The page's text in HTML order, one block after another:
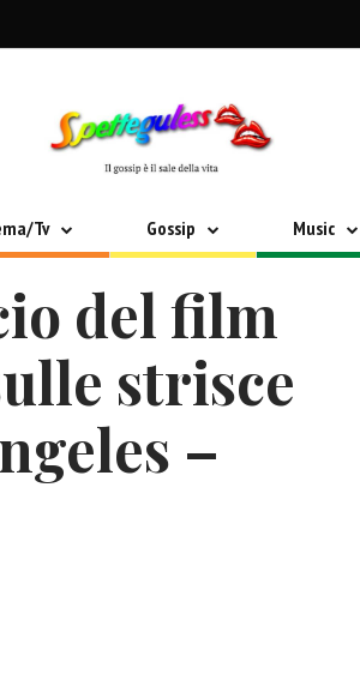
Tv Gossip Music
del film
strisce
–